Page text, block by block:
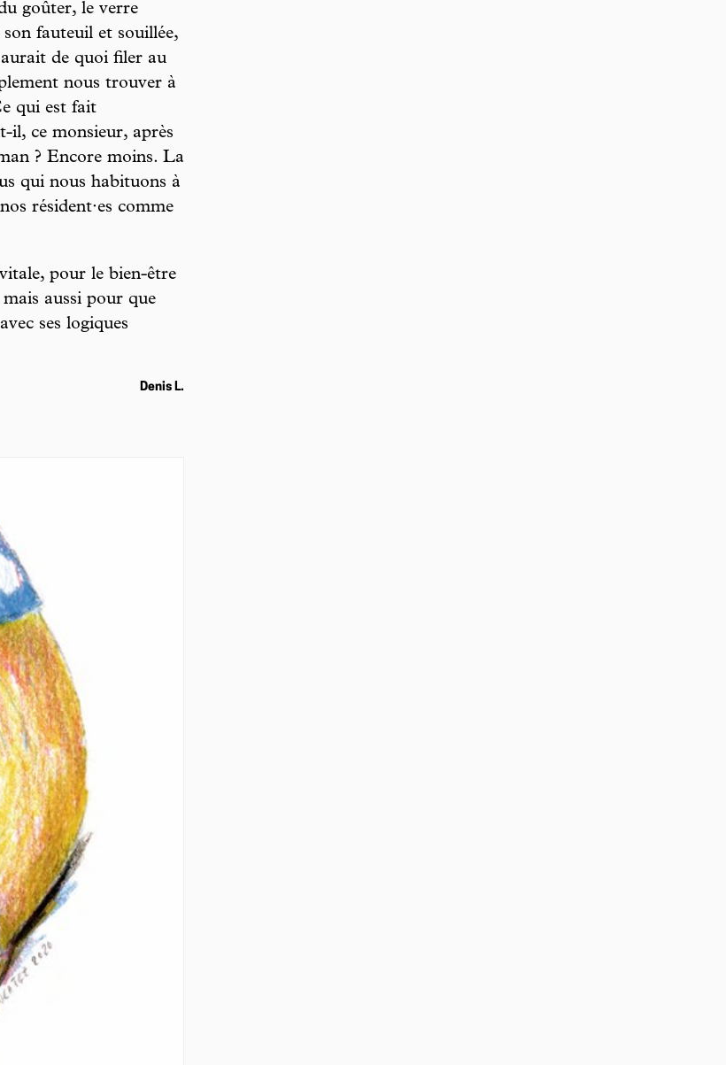
goûter, le verre
fauteuil et souillée,
de quoi filer au
nous trouver à
qui est fait
il, ce monsieur, après
? Encore moins. La
qui nous habituons à
résident·es comme
pour le bien-être
mais aussi pour que
ses logiques
Denis L.